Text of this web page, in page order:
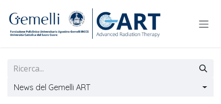
News del Gemelli ART